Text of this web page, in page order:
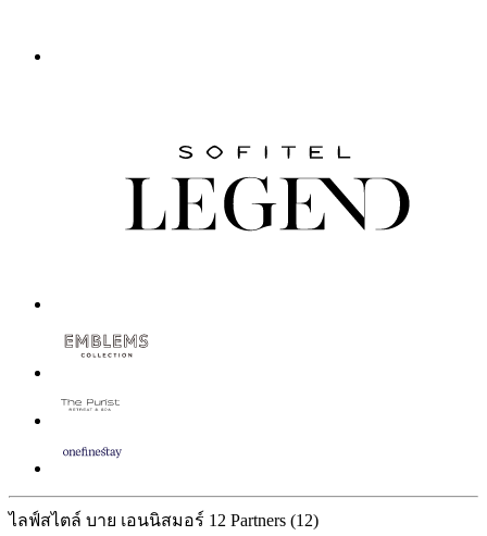
ไลฟ์สไตล์ บาย เอนนิสมอร์ 12 Partners (12)